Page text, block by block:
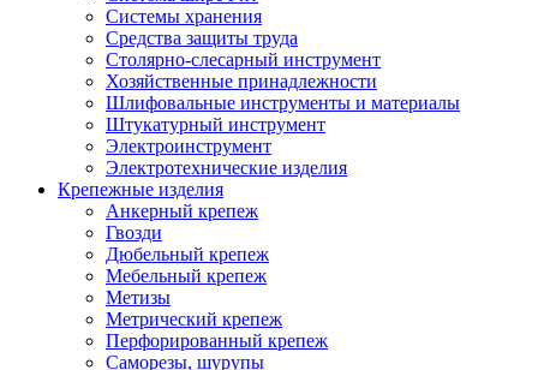
Системы хранения
Средства защиты труда
Столярно-слесарный инструмент
Хозяйственные принадлежности
Шлифовальные инструменты и материалы
Штукатурный инструмент
Электроинструмент
Электротехнические изделия
Крепежные изделия
Анкерный крепеж
Гвозди
Дюбельный крепеж
Мебельный крепеж
Метизы
Метрический крепеж
Перфорированный крепеж
Саморезы, шурупы